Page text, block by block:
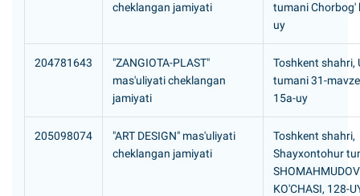
cheklangan jamiyati
tumani Chorbog'
uy
204781643
"ZANGIOTA-PLAST"
mas'uliyati cheklangan
jamiyati
Toshkent shahri,
tumani 31-
15a-uy
205098074
"ART DESIGN" mas'uliyati
cheklangan jamiyati
Toshkent shahri,
Shayxontohur
KO'CHASI, 128-